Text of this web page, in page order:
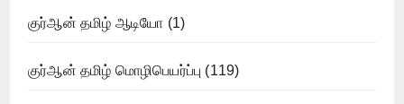
குர்ஆன் தமிழ் ஆடியோ (1)
குர்ஆன் தமிழ் மொழிபெயர்ப்பு (119)